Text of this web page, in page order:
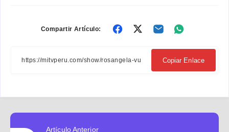
Compartir Artículo:
Compartir
Facebook
Compartir
Twitter
Compartir
Email Whatsapp
Copiar Enlace
Artículo Anterior